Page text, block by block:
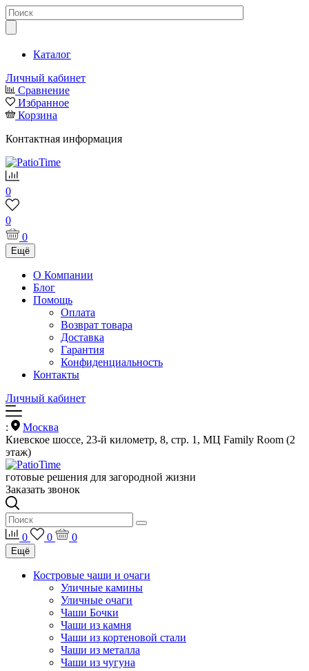
Каталог
Личный кабинет
Сравнение
Избранное
Корзина
Контактная информация
0
0
0
Ещё
О Компании
Блог
Помощь
Оплата
Возврат товара
Доставка
Гарантия
Конфиденциальность
Контакты
Личный кабинет
:
Москва
Киевское шоссе, 23-й километр, 8, стр. 1, МЦ Family Room (2
этаж)
готовые решения для загородной жизни
Заказать звонок
0 0 0
Ещё
Костровые чаши и очаги
Уличные камины
Уличные очаги
Чаши Бочки
Чаши из камня
Чаши из кортеновой стали
Чаши из металла
Чаши из чугуна